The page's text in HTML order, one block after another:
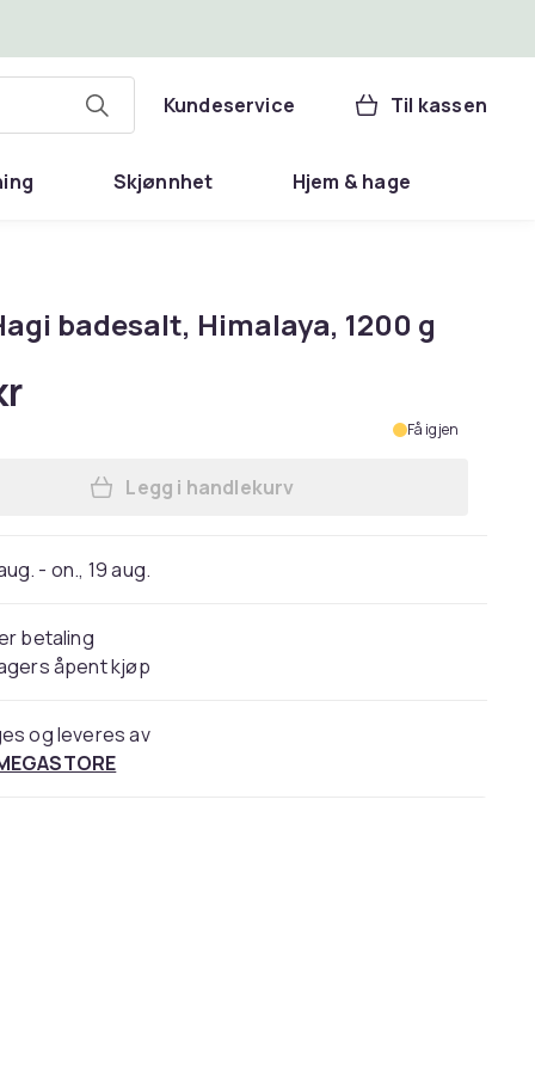
Kundeservice Til kassen
Skjønnhet Hjem & hage
badesalt, Himalaya, 1200 g
Få igjen
Legg Hagi Hagi badesalt, Himalaya,
Legg i handlekurv
- on., 19 aug.
betaling
åpent kjøp
og leveres av